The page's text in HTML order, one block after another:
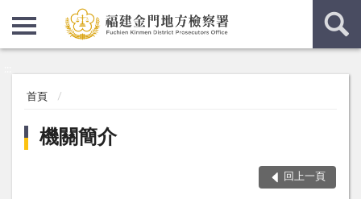
首頁
機關簡介
回上一頁